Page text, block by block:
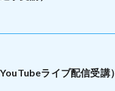
ライブ配信受講）